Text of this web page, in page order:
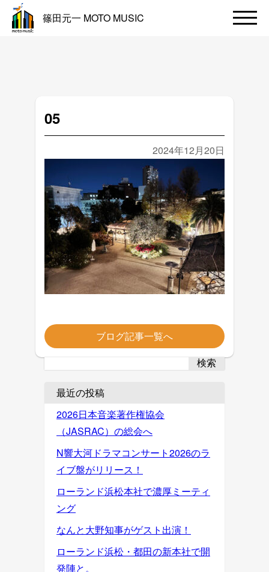
篠田元一 MOTO MUSIC
05
2024年12月20日
ブログ記事一覧へ
検索
最近の投稿
2026日本音楽著作権協会
（JASRAC）の総会へ
N響大河ドラマコンサート2026のラ
イブ盤がリリース！
ローランド浜松本社で濃厚ミーティ
ング
なんと大野知事がゲスト出演！
ローランド浜松・都田の新本社で開
発陣と。